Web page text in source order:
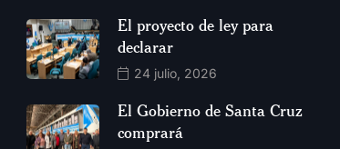
El proyecto de ley para
declarar
24 julio, 2026
El Gobierno de Santa Cruz
comprará